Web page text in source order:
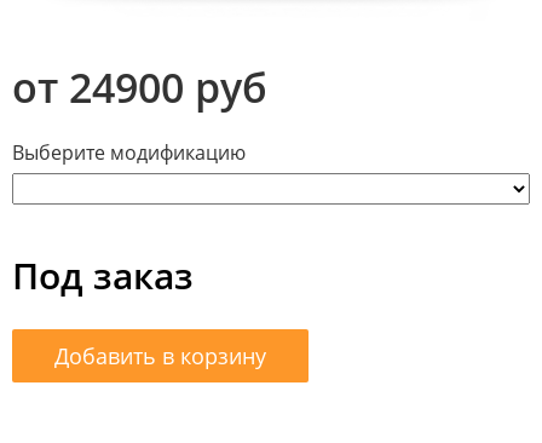
от 24900 руб
Выберите модификацию
Под заказ
Добавить в корзину